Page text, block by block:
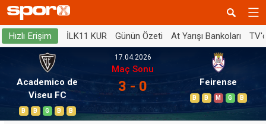
Hızlı Erişim İLK11 KUR Günün Özeti At Yarışı Bankoları
Academico de
Viseu FC
B B G B B
17.04.2026
Maç Sonu
3 - 0 Feirense
B B M G B